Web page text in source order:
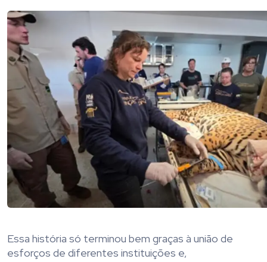
Essa história só terminou bem graças à união de
esforços de diferentes instituições e,